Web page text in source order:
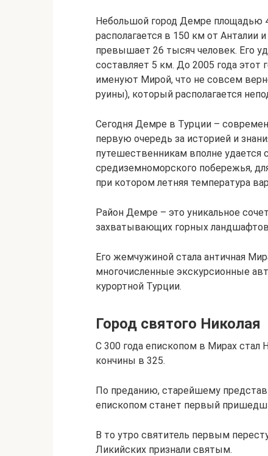
Небольшой город Демре площадью
располагается в 150 км от
превышает 26 тысяч человек. Его
составляет 5 км. До 2005 года этот
именуют Мирой, что не совсем
руины), который располагается
Сегодня Демре в Турции –
первую очередь за историей и
путешественникам вполне удается
средиземноморского побережья,
при котором летняя температура
Район Демре – это уникальное
захватывающих горных
Его жемчужиной стала античная
многочисленные экскурсионные
курортной Турции.
Город святого Николая
С 300 года епископом в Мирах стал
кончины в 325.
По преданию, старейшему
епископом станет первый
В то утро святитель первым
Ликийских признали святым.